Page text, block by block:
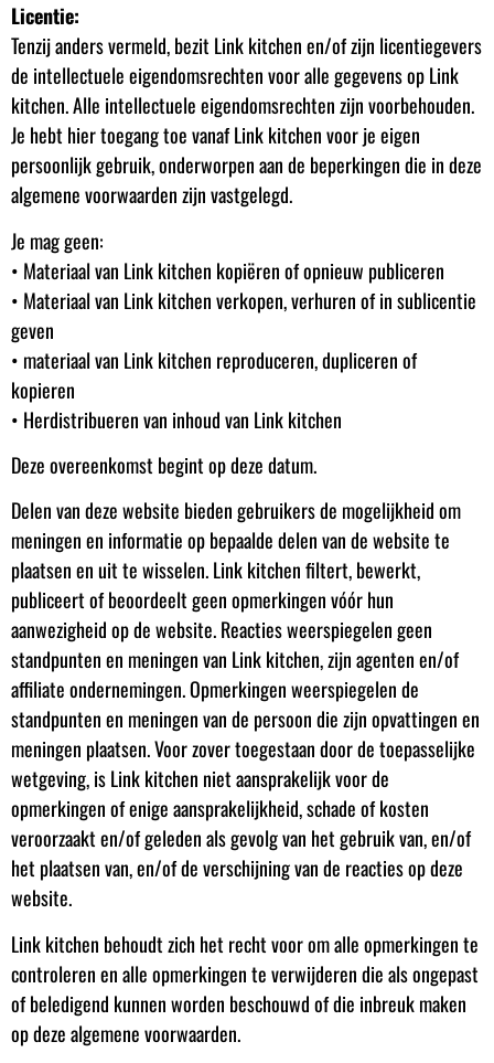
Licentie:
Tenzij anders vermeld, bezit Link kitchen en/of zijn licentiegevers
de intellectuele eigendomsrechten voor alle gegevens op Link
kitchen. Alle intellectuele eigendomsrechten zijn voorbehouden.
Je hebt hier toegang toe vanaf Link kitchen voor je eigen
persoonlijk gebruik, onderworpen aan de beperkingen die in deze
algemene voorwaarden zijn vastgelegd.
Je mag geen:
• Materiaal van Link kitchen kopiëren of opnieuw publiceren
• Materiaal van Link kitchen verkopen, verhuren of in sublicentie
geven
• materiaal van Link kitchen reproduceren, dupliceren of
kopieren
• Herdistribueren van inhoud van Link kitchen
Deze overeenkomst begint op deze datum.
Delen van deze website bieden gebruikers de mogelijkheid om
meningen en informatie op bepaalde delen van de website te
plaatsen en uit te wisselen. Link kitchen filtert, bewerkt,
publiceert of beoordeelt geen opmerkingen vóór hun
aanwezigheid op de website. Reacties weerspiegelen geen
standpunten en meningen van Link kitchen, zijn agenten en/of
affiliate ondernemingen. Opmerkingen weerspiegelen de
standpunten en meningen van de persoon die zijn opvattingen en
meningen plaatsen. Voor zover toegestaan door de toepasselijke
wetgeving, is Link kitchen niet aansprakelijk voor de
opmerkingen of enige aansprakelijkheid, schade of kosten
veroorzaakt en/of geleden als gevolg van het gebruik van, en/of
het plaatsen van, en/of de verschijning van de reacties op deze
website.
Link kitchen behoudt zich het recht voor om alle opmerkingen te
controleren en alle opmerkingen te verwijderen die als ongepast
of beledigend kunnen worden beschouwd of die inbreuk maken
op deze algemene voorwaarden.